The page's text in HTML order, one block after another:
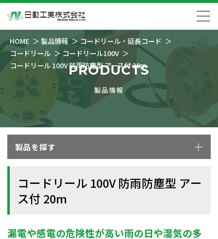
HOME 製品情報
コードリール・延長コード
コードリール
コードリール100V
コードリール 100V 防雨防塵型 アース付 20m
PRODUCTS
製品情報
製品を探す
コードリール 100V 防雨防塵型 アー
ス付 20m
漏電や感電の危険性が高い雨の日や湿気の多